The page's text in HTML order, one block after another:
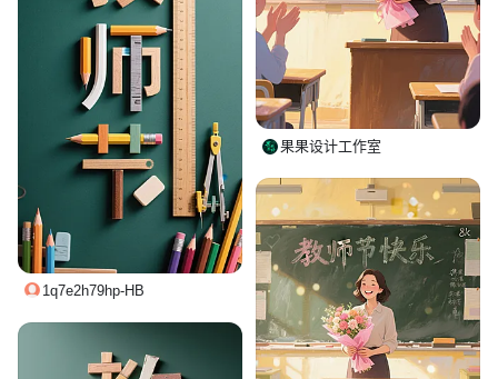
果果设计工作室
1q7e2h79hp-HB